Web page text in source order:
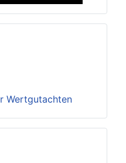
Wertgutachten